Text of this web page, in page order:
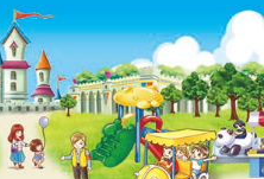
日
期